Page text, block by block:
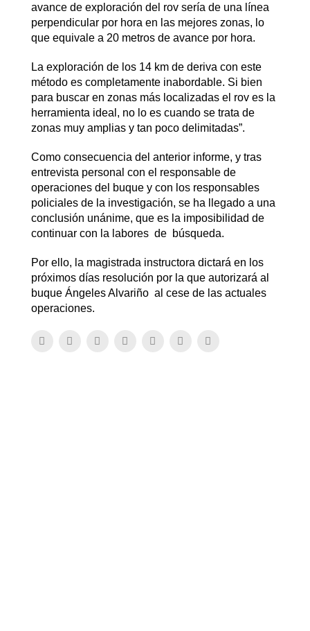
avance de exploración del rov sería de una línea
perpendicular por hora en las mejores zonas, lo
que equivale a 20 metros de avance por hora.
La exploración de los 14 km de deriva con este
método es completamente inabordable. Si bien
para buscar en zonas más localizadas el rov es la
herramienta ideal, no lo es cuando se trata de
zonas muy amplias y tan poco delimitadas”.
Como consecuencia del anterior informe, y tras
entrevista personal con el responsable de
operaciones del buque y con los responsables
policiales de la investigación, se ha llegado a una
conclusión unánime, que es la imposibilidad de
continuar con la labores de búsqueda.
Por ello, la magistrada instructora dictará en los
próximos días resolución por la que autorizará al
buque Ángeles Alvariño al cese de las actuales
operaciones.